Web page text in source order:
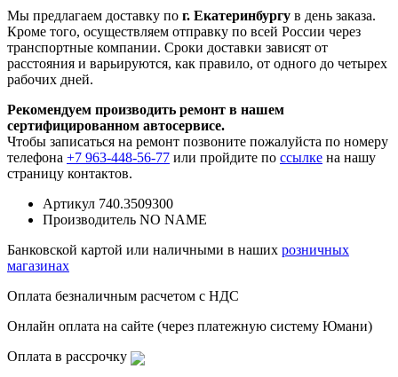
Мы предлагаем доставку по г. Екатеринбургу в день заказа.
Кроме того, осуществляем отправку по всей России через
транспортные компании. Сроки доставки зависят от
расстояния и варьируются, как правило, от одного до четырех
рабочих дней.
Рекомендуем производить ремонт в нашем
сертифицированном автосервисе.
Чтобы записаться на ремонт позвоните пожалуйста по номеру
телефона +7 963-448-56-77 или пройдите по ссылке на нашу
страницу контактов.
Артикул 740.3509300
Производитель NO NAME
Банковской картой или наличными в наших розничных
магазинах
Оплата безналичным расчетом с НДС
Онлайн оплата на сайте (через платежную систему Юмани)
Оплата в рассрочку